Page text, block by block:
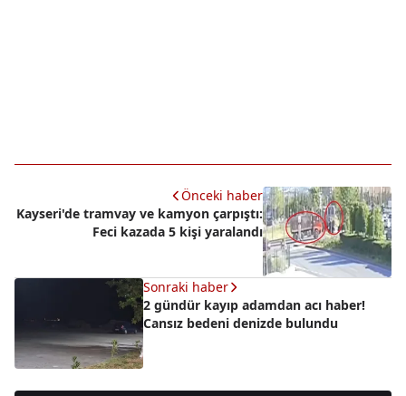
Önceki haber
Kayseri'de tramvay ve kamyon çarpıştı:
Feci kazada 5 kişi yaralandı
Sonraki haber
2 gündür kayıp adamdan acı haber!
Cansız bedeni denizde bulundu